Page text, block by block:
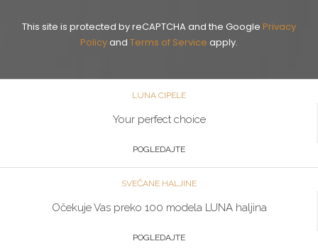
This site is protected by reCAPTCHA and the Google Privacy
Policyand Terms of Service apply.
LUNA CIPELE
Your perfect choice
POGLEDAJTE
SVEČANE HALJINE
Očekuje Vas preko 100 modela LUNA haljina
POGLEDAJTE